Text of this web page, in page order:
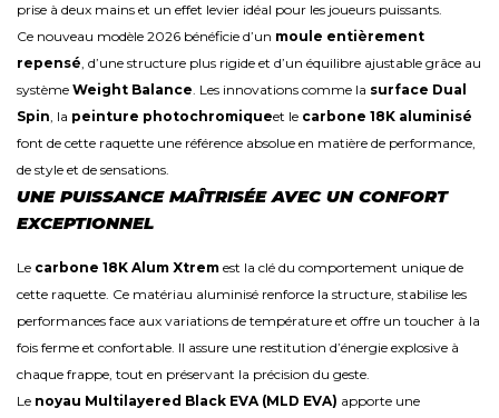
prise à deux mains et un effet levier idéal pour les joueurs puissants.
Ce nouveau modèle 2026 bénéficie d’un moule entièrement
repensé, d’une structure plus rigide et d’un équilibre ajustable grâce au
système Weight Balance. Les innovations comme la surface Dual
Spin, la peinture photochromiqueet le carbone 18K aluminisé
font de cette raquette une référence absolue en matière de performance,
de style et de sensations.
UNE PUISSANCE MAÎTRISÉE AVEC UN CONFORT
EXCEPTIONNEL
Le carbone 18K Alum Xtrem est la clé du comportement unique de
cette raquette. Ce matériau aluminisé renforce la structure, stabilise les
performances face aux variations de température et offre un toucher à la
fois ferme et confortable. Il assure une restitution d’énergie explosive à
chaque frappe, tout en préservant la précision du geste.
Le noyau Multilayered Black EVA (MLD EVA) apporte une